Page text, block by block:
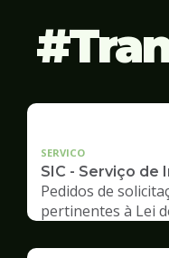
SERVICO
SIC - Serviço de
Pedidos de
pertinentes à Lei